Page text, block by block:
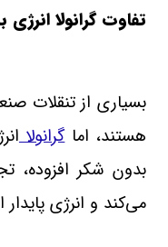
تفاوت گرانولا
بسیاری از تنقلات
هستند، اماگرانولا
بدون شکر افزوده،
می‌کند و انرژی